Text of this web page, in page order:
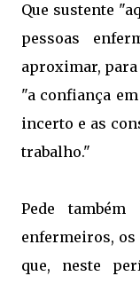
Que sustente
pessoas
aproximar,
"a confiança
incerto e as
trabalho."
Pede
enfermeiros, os
que, neste